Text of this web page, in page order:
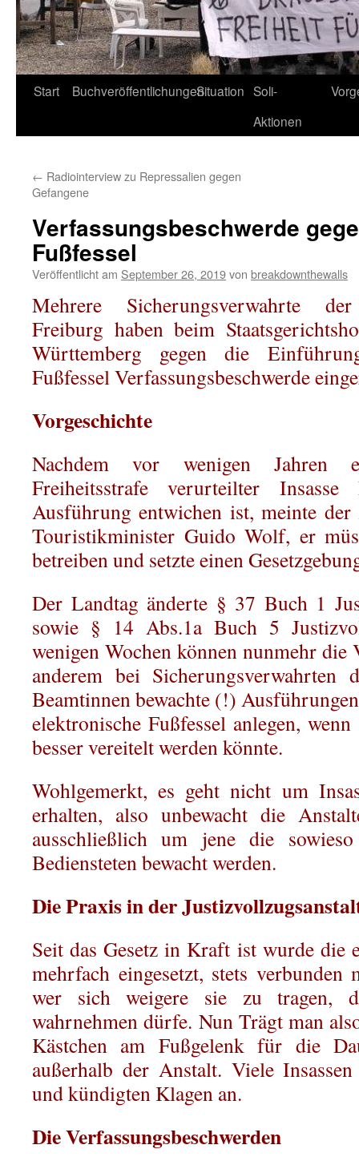
Start BuchveröffentlichungenSituation Soli-
Aktionen
← Radiointerview zu Repressalien gegen
Gefangene
Verfassungsbeschwerde
Fußfessel
Veröffentlicht am September 26, 2019von breakdownthewalls
Mehrere Sicherungsverwahrte der
Freiburg haben beim
Württemberg gegen die
Fußfessel Verfassungsbeschwerde
Vorgeschichte
Nachdem vor wenigen Jahren
Freiheitsstrafe verurteilter
Ausführung entwichen ist, meinte der
Touristikminister Guido Wolf, er
betreiben und setzte einen
Der Landtag änderte § 37 Buch 1
sowie § 14 Abs.1a Buch 5
wenigen Wochen können nunmehr die
anderem bei
Beamtinnen bewachte (!)
elektronische Fußfessel anlegen,
besser vereitelt werden könnte.
Wohlgemerkt, es geht nicht um
erhalten, also unbewacht die
ausschließlich um jene die
Bediensteten bewacht werden.
Die Praxis in der
Seit das Gesetz in Kraft ist wurde die
mehrfach eingesetzt, stets verbunden
wer sich weigere sie zu tragen,
wahrnehmen dürfe. Nun Trägt man
Kästchen am Fußgelenk für die
außerhalb der Anstalt. Viele
und kündigten Klagen an.
Die Verfassungsbeschwerden